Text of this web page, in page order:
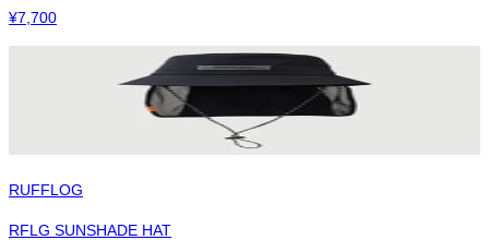
¥7,700
RUFFLOG
RFLG SUNSHADE HAT